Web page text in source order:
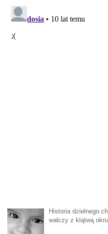
Historia dzielnego
walczy z klątwą